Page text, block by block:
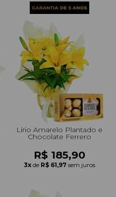
Lírio Amarelo Plantado e
Chocolate Ferrero
R$ 185,90
3x de R$ 61,97 sem juros